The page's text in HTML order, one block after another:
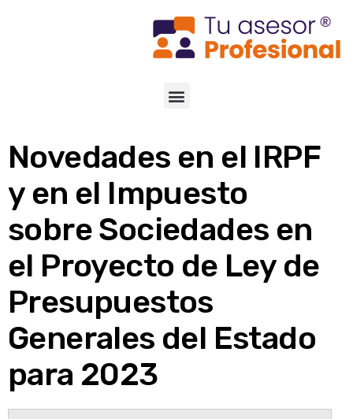
Novedades en el IRPF
y en el Impuesto
sobre Sociedades en
el Proyecto de Ley de
Presupuestos
Generales del Estado
para 2023